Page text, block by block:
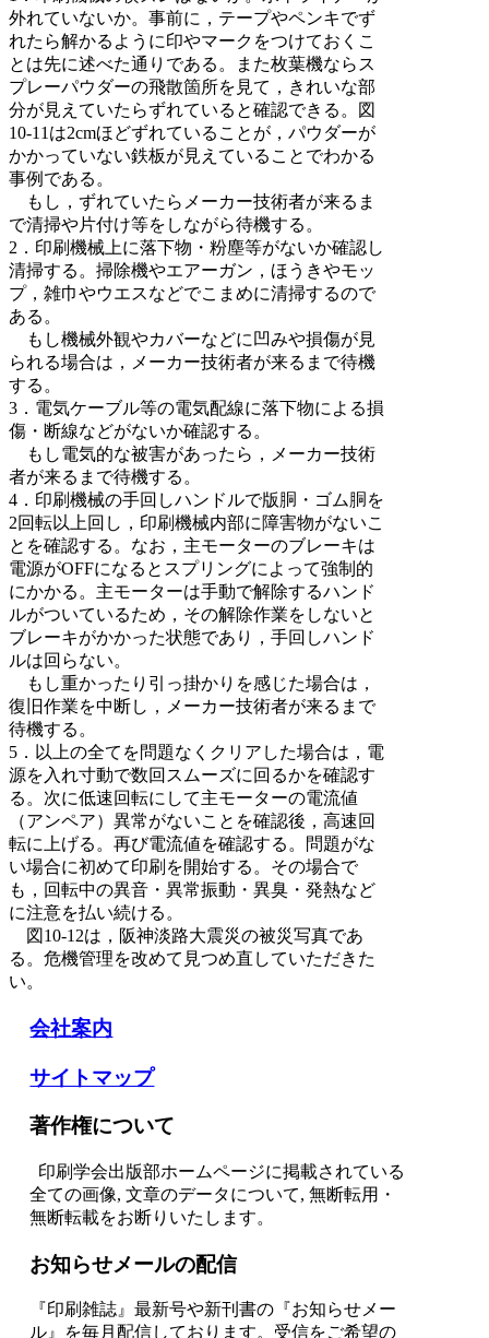
外れていないか。事前に，テープやペンキでず
れたら解かるように印やマークをつけておくこ
とは先に述べた通りである。また枚葉機ならス
プレーパウダーの飛散箇所を見て，きれいな部
分が見えていたらずれていると確認できる。図
10-11は2cmほどずれていることが，パウダーが
かかっていない鉄板が見えていることでわかる
事例である。
もし，ずれていたらメーカー技術者が来るま
で清掃や片付け等をしながら待機する。
2．印刷機械上に落下物・粉塵等がないか確認し
清掃する。掃除機やエアーガン，ほうきやモッ
プ，雑巾やウエスなどでこまめに清掃するので
ある。
もし機械外観やカバーなどに凹みや損傷が見
られる場合は，メーカー技術者が来るまで待機
する。
3．電気ケーブル等の電気配線に落下物による損
傷・断線などがないか確認する。
もし電気的な被害があったら，メーカー技術
者が来るまで待機する。
4．印刷機械の手回しハンドルで版胴・ゴム胴を
2回転以上回し，印刷機械内部に障害物がないこ
とを確認する。なお，主モーターのブレーキは
電源がOFFになるとスプリングによって強制的
にかかる。主モーターは手動で解除するハンド
ルがついているため，その解除作業をしないと
ブレーキがかかった状態であり，手回しハンド
ルは回らない。
もし重かったり引っ掛かりを感じた場合は，
復旧作業を中断し，メーカー技術者が来るまで
待機する。
5．以上の全てを問題なくクリアした場合は，電
源を入れ寸動で数回スムーズに回るかを確認す
る。次に低速回転にして主モーターの電流値
（アンペア）異常がないことを確認後，高速回
転に上げる。再び電流値を確認する。問題がな
い場合に初めて印刷を開始する。その場合で
も，回転中の異音・異常振動・異臭・発熱など
に注意を払い続ける。
図10-12は，阪神淡路大震災の被災写真であ
る。危機管理を改めて見つめ直していただきた
い。
会社案内
サイトマップ
著作権について
印刷学会出版部ホームページに掲載されている
全ての画像, 文章のデータについて, 無断転用・
無断転載をお断りいたします。
お知らせメールの配信
『印刷雑誌』最新号や新刊書の『お知らせメー
ル』を毎月配信しております。 受信をご希望の